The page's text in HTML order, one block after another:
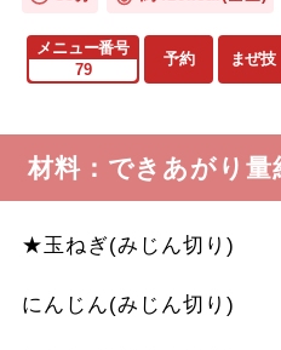
メニュー番号
79
予約 まぜ技
材料：できあがり量
★玉ねぎ(みじん切り)
にんじん(みじん切り)